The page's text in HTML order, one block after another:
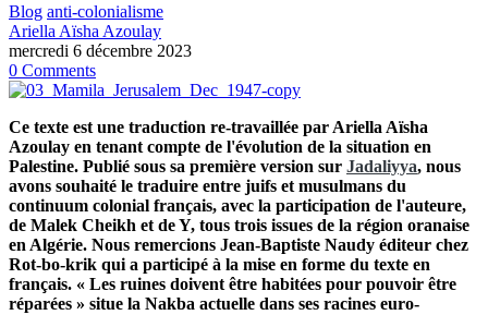
Blog anti-colonialisme
Ariella Aïsha Azoulay
mercredi 6 décembre 2023
0 Comments
Ce texte est une traduction re-travaillée par Ariella Aïsha
Azoulay en tenant compte de l'évolution de la situation en
Palestine. Publié sous sa première version sur Jadaliyya, nous
avons souhaité le traduire entre juifs et musulmans du
continuum colonial français, avec la participation de l'auteure,
de Malek Cheikh et de Y, tous trois issues de la région oranaise
en Algérie. Nous remercions Jean-Baptiste Naudy éditeur chez
Rot-bo-krik qui a participé à la mise en forme du texte en
français. « Les ruines doivent être habitées pour pouvoir être
réparées » situe la Nakba actuelle dans ses racines euro-